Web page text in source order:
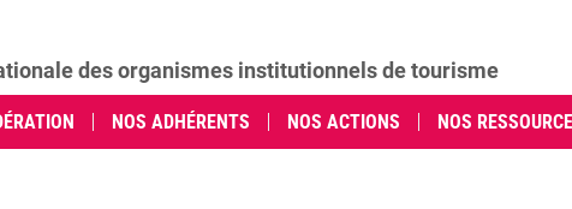
des organismes institutionnels de tourisme
NOS ADHÉRENTS NOS ACTIONS NOS